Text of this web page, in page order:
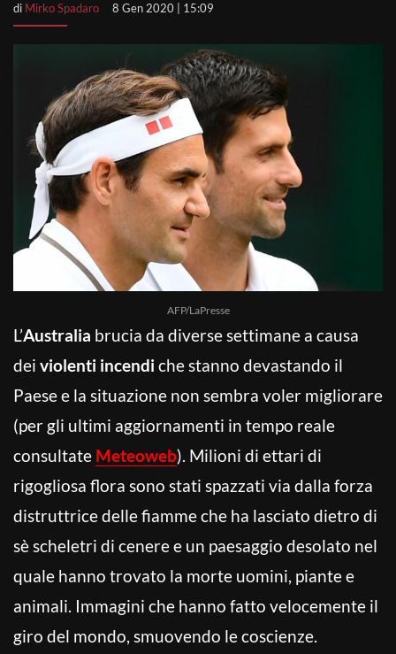
di Mirko Spadaro 8 Gen 2020 | 15:09
AFP/LaPresse
L’Australia brucia da diverse settimane a causa
dei violenti incendi che stanno devastando il
Paese e la situazione non sembra voler migliorare
(per gli ultimi aggiornamenti in tempo reale
consultate Meteoweb). Milioni di ettari di
rigogliosa flora sono stati spazzati via dalla forza
distruttrice delle fiamme che ha lasciato dietro di
sè scheletri di cenere e un paesaggio desolato nel
quale hanno trovato la morte uomini, piante e
animali. Immagini che hanno fatto velocemente il
giro del mondo, smuovendo le coscienze.